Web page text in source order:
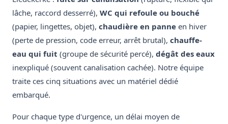
lâche, raccord desserré), WC qui refoule ou bouché
(papier, lingettes, objet), chaudière en panne en hiver
(perte de pression, code erreur, arrêt brutal), chauffe-
eau qui fuit (groupe de sécurité percé), dégât des eaux
inexpliqué (souvent canalisation cachée). Notre équipe
traite ces cinq situations avec un matériel dédié
embarqué.
Pour chaque type d'urgence, un délai moyen de